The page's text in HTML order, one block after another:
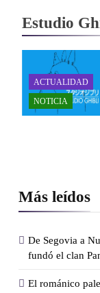
Más leídos
De Segovia a
fundó el clan
El románico
Estudio
ACTUALIDAD
NOTICIA